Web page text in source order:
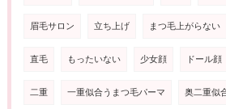
眉毛サロン 立ち上げ まつ毛上がらない
直毛 もったいない 少女顔 ドール顔
二重 一重似合うまつ毛パーマ 奥二重似